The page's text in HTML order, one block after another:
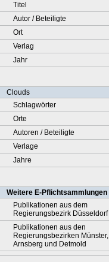
Titel
Autor / Beteiligte
Ort
Verlag
Jahr
Clouds
Schlagwörter
Orte
Autoren / Beteiligte
Verlage
Jahre
Weitere E-Pflichtsammlungen
Publikationen aus dem
Regierungsbezirk Düsseldorf
Publikationen aus den
Regierungsbezirken Münster,
Arnsberg und Detmold